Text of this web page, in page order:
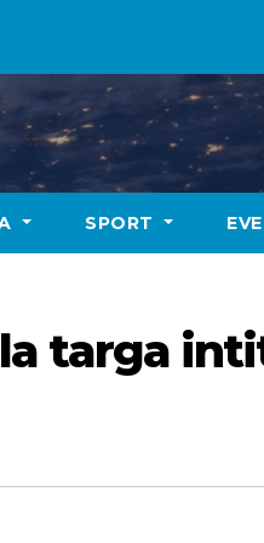
SPORT
targa